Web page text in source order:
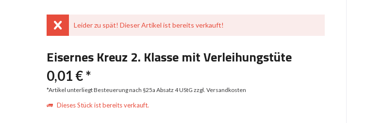
Leider zu spät! Dieser Artikel ist bereits verkauft!
Eisernes Kreuz 2. Klasse mit Verleihungstüte
0,01 € *
*Artikel unterliegt Besteuerung nach §25a Absatz 4 UStGzzgl. Versandkosten
Dieses Stück ist bereits verkauft.